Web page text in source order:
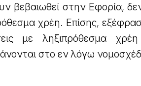
βεβαιωθεί στην Εφορία,
χρέη. Επίσης,
με ληξιπρόθεσμα
στο εν λόγω